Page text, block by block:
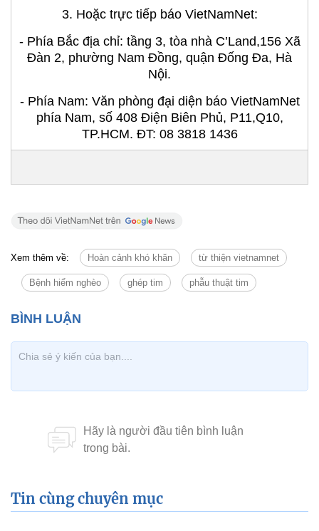
3. Hoặc trực tiếp báo VietNamNet:
- Phía Bắc địa chỉ: tầng 3, tòa nhà C’Land,156 Xã
Đàn 2, phường Nam Đồng, quận Đống Đa, Hà
Nội.
- Phía Nam: Văn phòng đại diện báo VietNamNet
phía Nam, số 408 Điện Biên Phủ, P11,Q10,
TP.HCM. ĐT: 08 3818 1436
Xem thêm về: Hoàn cảnh khó khăn từ thiện vietnamnet
Bệnh hiểm nghèo ghép tim phẫu thuật tim
Tin cùng chuyên mục